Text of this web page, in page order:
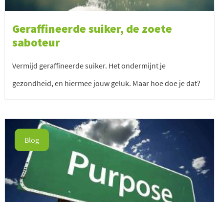
Geraffineerde suiker, de zoete
saboteur
Vermijd geraffineerde suiker. Het ondermijnt je
gezondheid, en hiermee jouw geluk. Maar hoe doe je dat?
Blog